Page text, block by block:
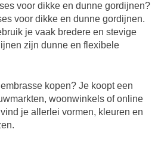
voor dikke en dunne gordijnen?
voor dikke en dunne gordijnen.
je vaak bredere en stevige
zijn dunne en flexibele
kopen? Je koopt een
woonwinkels of online
je allerlei vormen, kleuren en